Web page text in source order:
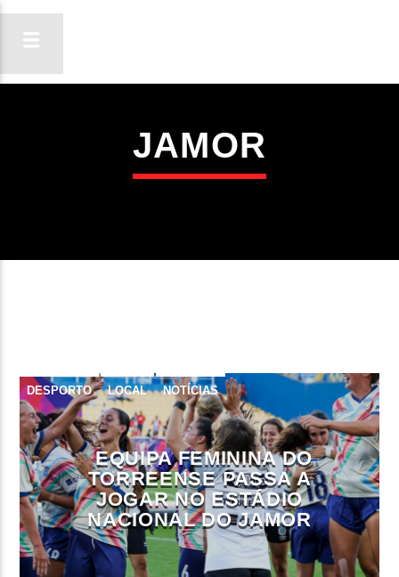
ON FM
LIGA-TE
FAIXA ATUAL
TÍTULO
ARTISTA
JAMOR
DESPORTO LOCAL NOTÍCIAS
EQUIPA FEMININA DO
TORREENSE PASSA A
JOGAR NO ESTÁDIO
NACIONAL DO JAMOR